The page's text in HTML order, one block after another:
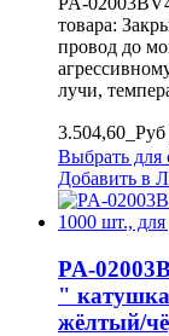
товара:
провод до
лучи,
3.504,60_Руб
Выбрать для
Добавить в
PA-
"
жёлтый/